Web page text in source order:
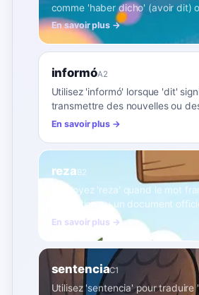
comme 'haber dicho' (avoir dit)
En savoir plus →
informóA2
Utilisez 'informó' lorsque 'dit'
transmettre des nouvelles ou
En savoir plus →
rezaB2
Employez 'reza' quand le mot
inscription ou un document
En savoir plus →
sentenciaC1
Utilisez 'sentencia' pour